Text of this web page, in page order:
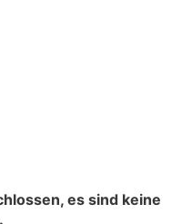
es sind keine